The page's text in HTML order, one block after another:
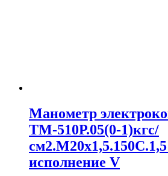
Манометр
ТМ-510Р.05(0-1)кгс/
исполнение V